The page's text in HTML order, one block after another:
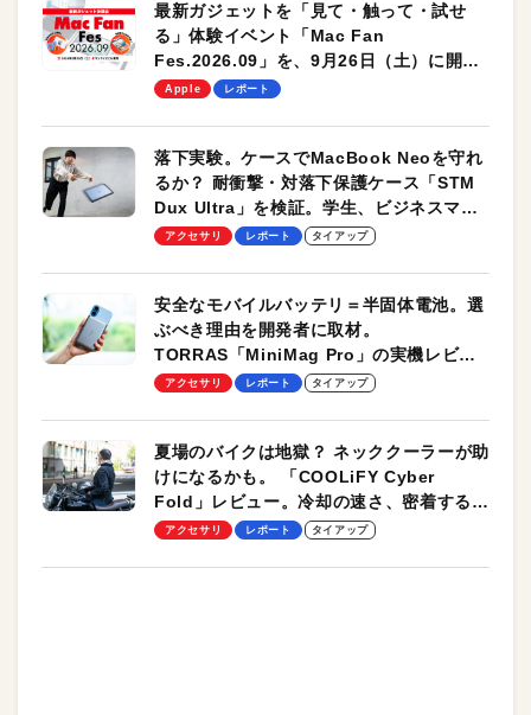
最新ガジェットを「見て・触って・試せ
る」体験イベント「Mac Fan
Fes.2026.09」を、9月26日（土）に開催
します！
Apple レポート
落下実験。ケースでMacBook Neoを守れ
るか？ 耐衝撃・対落下保護ケース「STM
Dux Ultra」を検証。学生、ビジネスマン
のモバイルユースに最適！
アクセサリ レポート タイアップ
安全なモバイルバッテリ＝半固体電池。選
ぶべき理由を開発者に取材。
TORRAS「MiniMag Pro」の実機レビュ
ーも
アクセサリ レポート タイアップ
夏場のバイクは地獄？ ネッククーラーが助
けになるかも。 「COOLiFY Cyber
Fold」レビュー。冷却の速さ、密着する冷
却プレート、シンプルな操作性がグッド！
アクセサリ レポート タイアップ